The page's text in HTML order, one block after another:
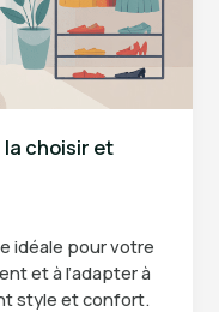
choisir et
idéale pour votre
et à l’adapter à
style et confort.